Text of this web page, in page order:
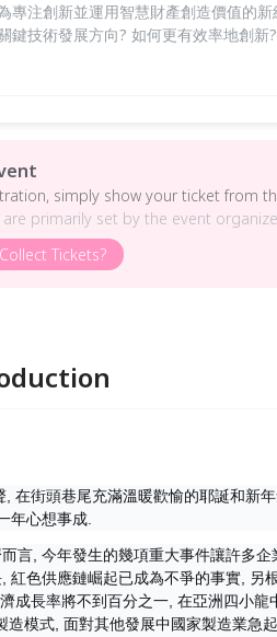
專注創新並運用智慧財產創造價值的
鍵技術發展方向? 如何更有效率地創
simply show your ticket from
are primarily set by the event
Tickets?
, 在街頭巷尾充滿溫暖歡愉的耶誕和新
年心想事成.
言, 今年發生的幾項重大事件讓許多
紅色供應鏈崛起已成為不爭的事實,
另
成長率將不到百分之一, 在亞洲四小
造模式, 面對其他發展中國家製造業急